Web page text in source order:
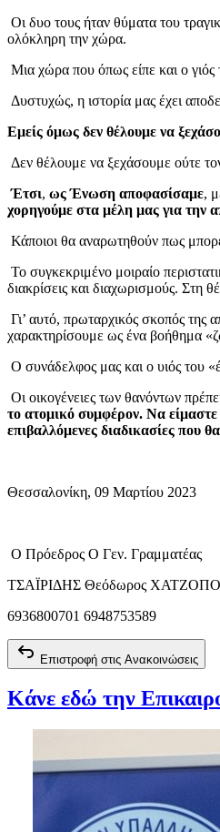
Οι δυο τους ήταν θύματα του
ολόκληρη την χώρα.
Μια χώρα που όπως είπε και ο γιός
Δυστυχώς, η ιστορία μας έχει
Εμείς όμως δεν θέλουμε να
Δεν θέλουμε να ξεχάσουμε ούτε
Έτσι, ως Ένωση αποφασίσαμε,
χορηγούμε στα μέλη μας για την
Κάποιοι θα αναρωτηθούν πως
Το συγκεκριμένο μοιραίο
διακρίσεις και διαχωρισμούς.
Γι’ αυτό, πρωταρχικός σκοπός της
χαρακτηρίσουμε ως ένα βοήθημα
Ο συνάδελφος μας και ο υιός του
Οι οικογένειες των θανόντων
το ατομικό συμφέρον. Να είμαστε
επιβαλλόμενες διαδικασίες που
Θεσσαλονίκη, 09 Μαρτίου 2023
Ο Πρόεδρος Ο Γεν. Γραμματέας
ΤΣΑΪΡΙΔΗΣ Θεόδωρος
6936800701 6948753589
Επιστροφή στις Ανακοινώσεις
Κάνε εδώ την